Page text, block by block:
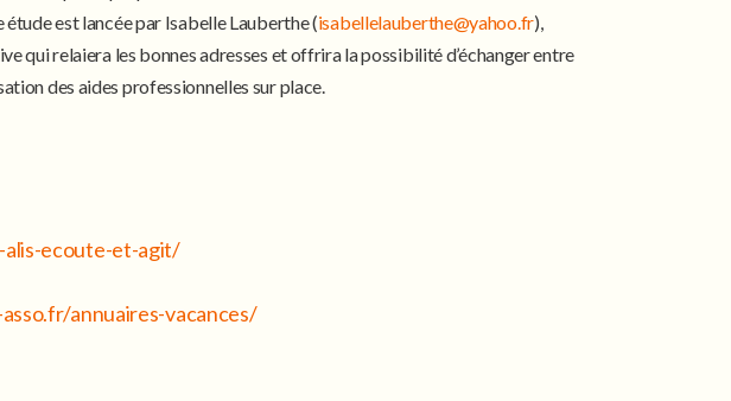
étude est lancée par Isabelle Lauberthe (isabellelauberthe@yahoo.fr),
qui relaiera les bonnes adresses et offrira la possibilité d’échanger entre
des aides professionnelles sur place.
alis-ecoute-et-agit/
annuaires-vacances/
DE RÉPIT